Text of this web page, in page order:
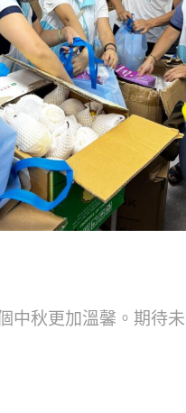
秋更加溫馨。期待